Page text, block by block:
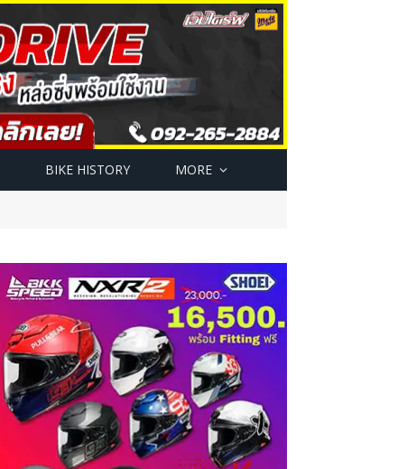
BIKE HISTORY MORE